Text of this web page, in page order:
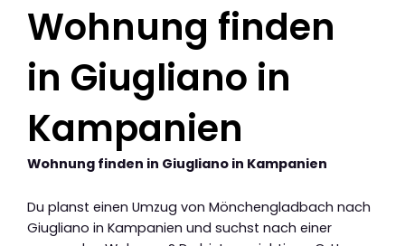
Wohnung finden
in Giugliano in
Kampanien
Wohnung finden in Giugliano in Kampanien
Du planst einen Umzug von Mönchengladbach nach
Giugliano in Kampanien und suchst nach einer